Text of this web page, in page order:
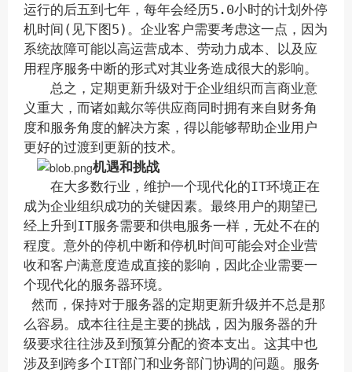
运行的后五到七年，每年会经历5.0小时的计划外停
机时间(见下图5)。企业客户需要考虑这一点，因为
系统故障可能以高运营成本、劳动力成本、以及应
用程序服务中断的形式对其业务造成很大的影响。
总之，定期更新升级对于企业组织而言商业意
义重大，而诸如戴尔等供应商同时拥有来自财务角
度和服务角度的解决方案，得以能够帮助企业用户
更好的过渡到更新的技术。
机遇和挑战
在大多数行业，维护一个现代化的IT环境正在
成为企业组织成功的关键因素。最终用户的期望已
经上升到IT服务需要和供电服务一样，无处不在的
程度。意外的停机中断和停机时间可能会对企业营
收和客户满意度造成直接的影响，因此企业需要一
个现代化的服务器环境。
然而，保持对于服务器的定期更新升级并不总是那
么容易。成本往往是主要的挑战，因为服务器的升
级要求往往涉及到预算分配的资本支出。这其中也
涉及到跨多个IT部门和业务部门协调的问题。服务